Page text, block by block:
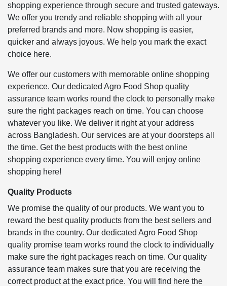
shopping experience through secure and trusted gateways.
We offer you trendy and reliable shopping with all your
preferred brands and more. Now shopping is easier,
quicker and always joyous. We help you mark the exact
choice here.
We offer our customers with memorable online shopping
experience. Our dedicated Agro Food Shop quality
assurance team works round the clock to personally make
sure the right packages reach on time. You can choose
whatever you like. We deliver it right at your address
across Bangladesh. Our services are at your doorsteps all
the time. Get the best products with the best online
shopping experience every time. You will enjoy online
shopping here!
Quality Products
We promise the quality of our products. We want you to
reward the best quality products from the best sellers and
brands in the country. Our dedicated Agro Food Shop
quality promise team works round the clock to individually
make sure the right packages reach on time. Our quality
assurance team makes sure that you are receiving the
correct product at the exact price. You will find here the